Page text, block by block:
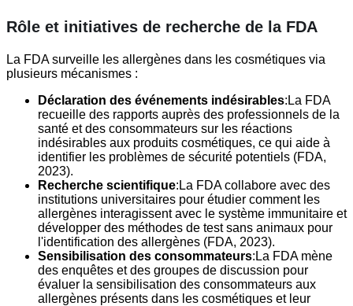
Rôle et initiatives de recherche de la FDA
La FDA surveille les allergènes dans les cosmétiques via
plusieurs mécanismes :
Déclaration des événements indésirables:La FDA
recueille des rapports auprès des professionnels de la
santé et des consommateurs sur les réactions
indésirables aux produits cosmétiques, ce qui aide à
identifier les problèmes de sécurité potentiels (FDA,
2023).
Recherche scientifique:La FDA collabore avec des
institutions universitaires pour étudier comment les
allergènes interagissent avec le système immunitaire et
développer des méthodes de test sans animaux pour
l'identification des allergènes (FDA, 2023).
Sensibilisation des consommateurs:La FDA mène
des enquêtes et des groupes de discussion pour
évaluer la sensibilisation des consommateurs aux
allergènes présents dans les cosmétiques et leur